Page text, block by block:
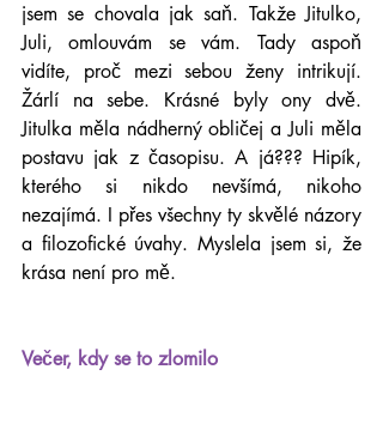
jsem se chovala jak saň. Takže Jitulko,
Juli, omlouvám se vám. Tady aspoň
vidíte, proč mezi sebou ženy intrikují.
Žárlí na sebe. Krásné byly ony dvě.
Jitulka měla nádherný obličej a Juli měla
postavu jak z časopisu. A já??? Hipík,
kterého si nikdo nevšímá, nikoho
nezajímá. I přes všechny ty skvělé názory
a filozofické úvahy. Myslela jsem si, že
krása není pro mě.
Večer, kdy se to zlomilo